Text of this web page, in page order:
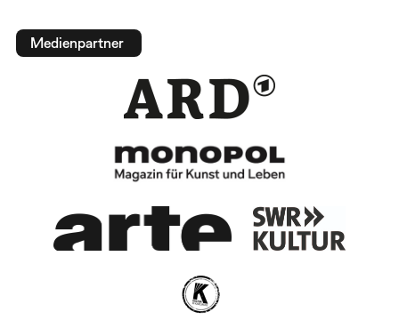
Medienpartner